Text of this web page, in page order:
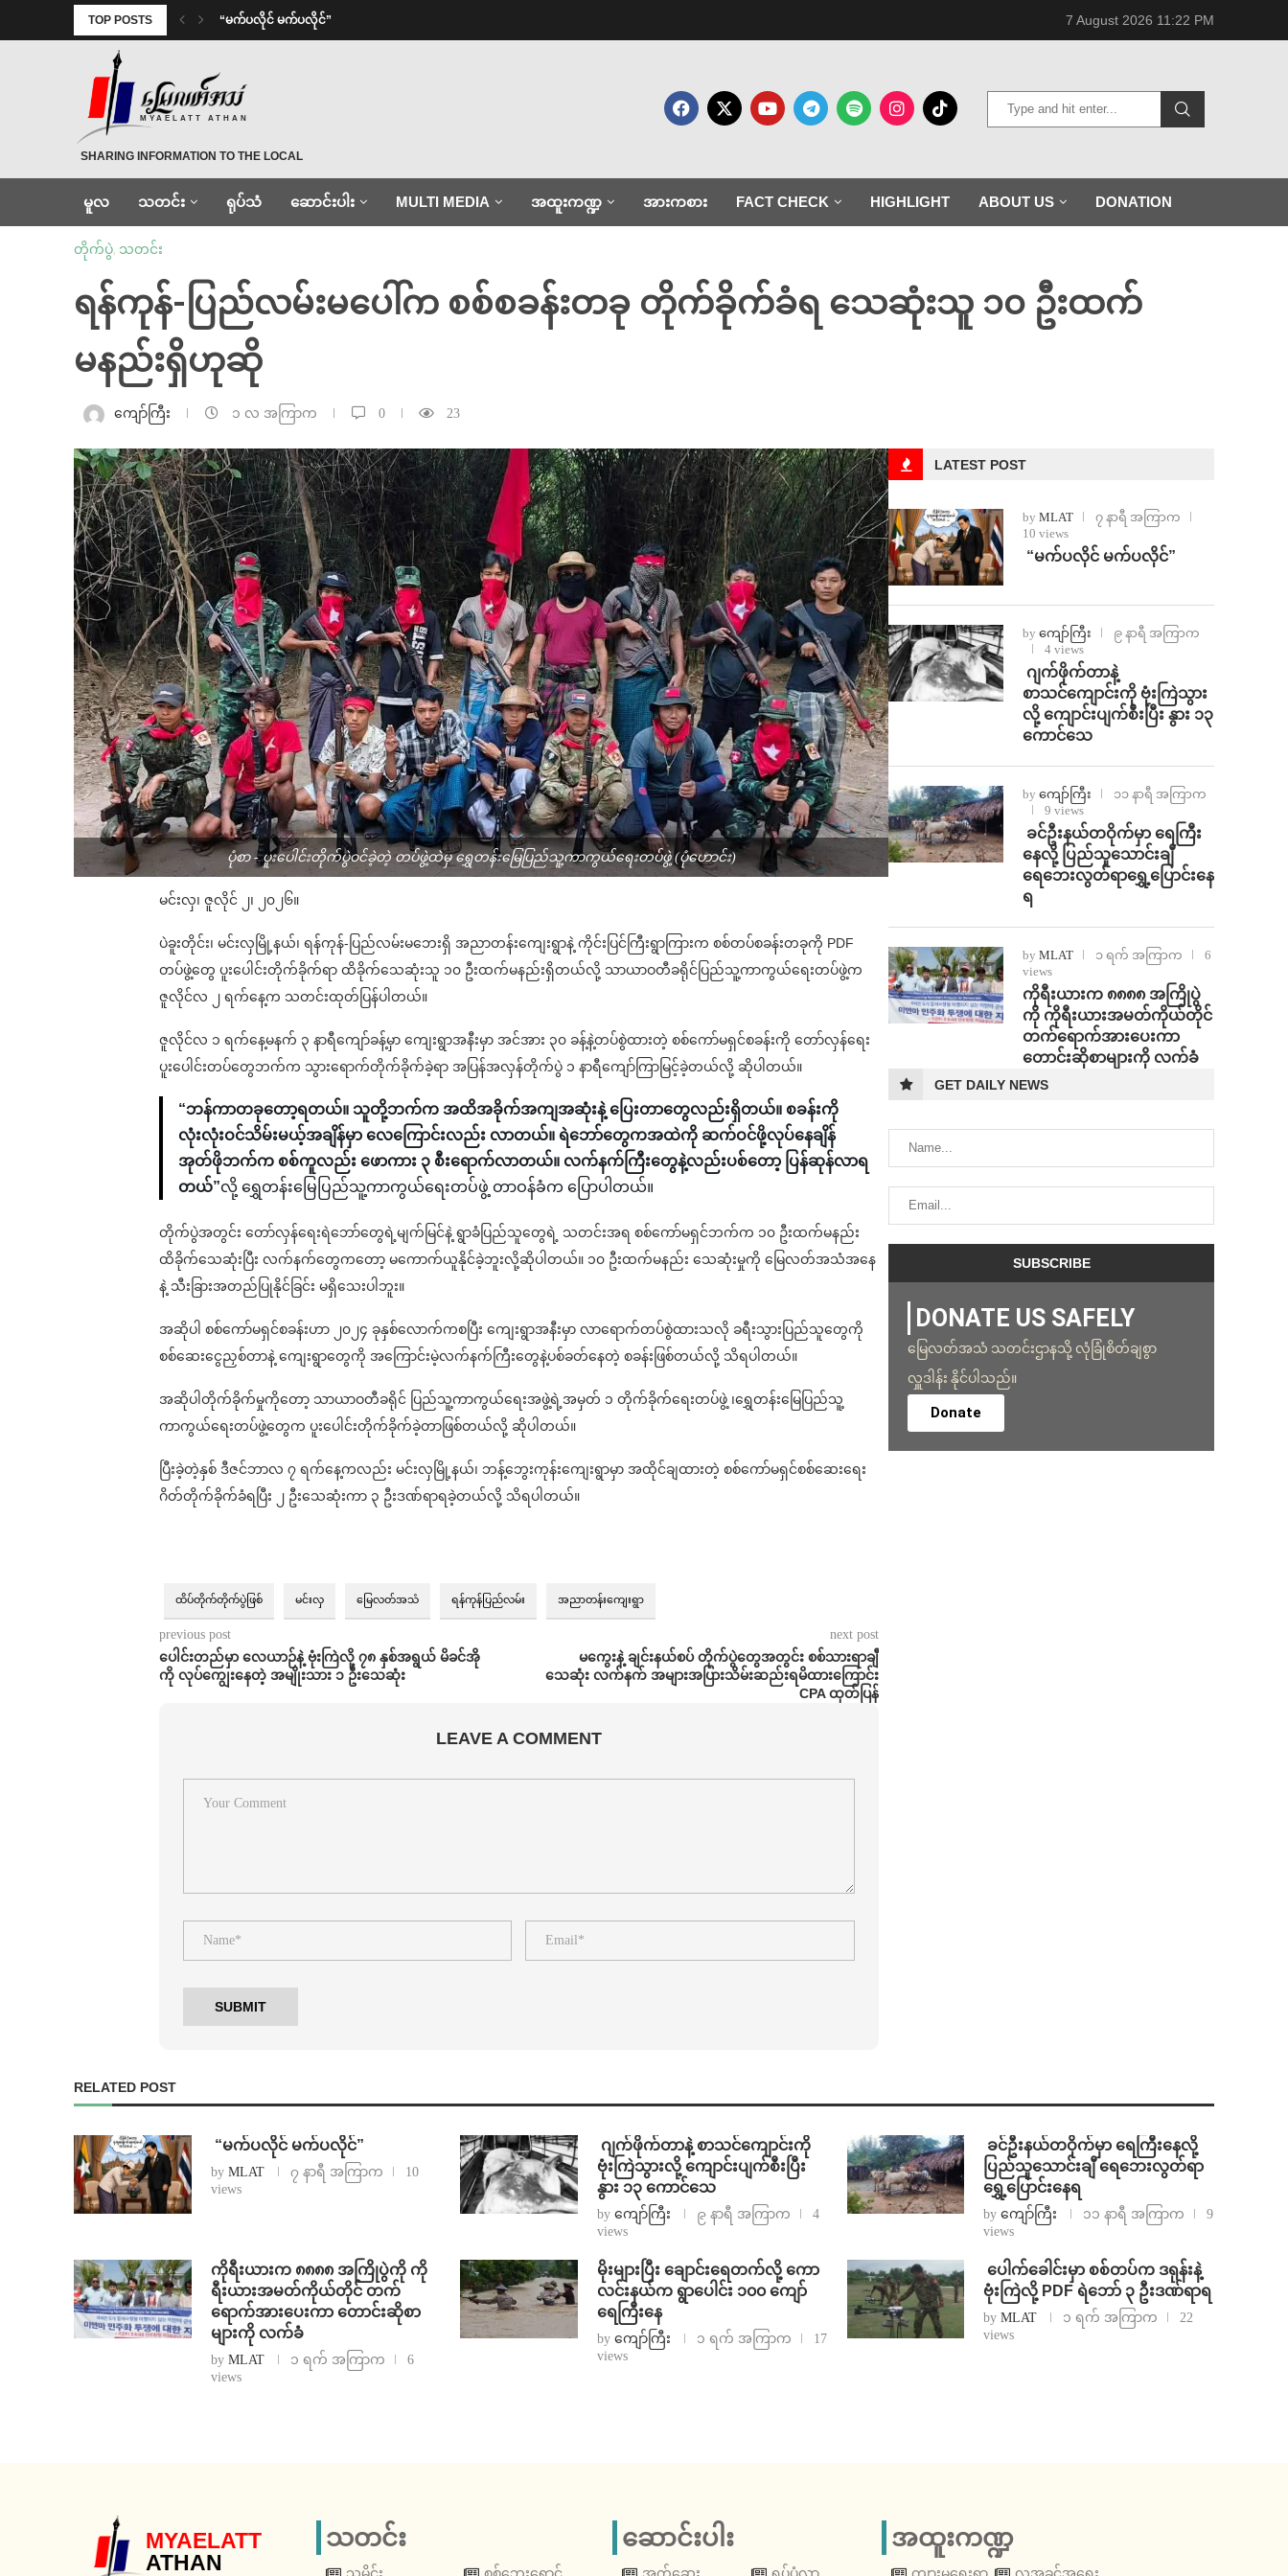
TOP POSTS ⁨ ⁨“မက်ပလိုင် မက်ပလိုင်” 7 August 2026 11:22 PM
MYAELATT ATHAN
SHARING INFORMATION TO THE LOCAL
မူလ သတင်း ရုပ်သံ ဆောင်းပါး MULTI MEDIA အထူးကဏ္ဍ အားကစား FACT CHECK HIGHLIGHT ABOUT US DONATION
တိုက်ပွဲ, သတင်း
⁨ရန်ကုန်-ပြည်လမ်းမပေါ်က စစ်စခန်းတခု တိုက်ခိုက်ခံရ သေဆုံးသူ ၁၀ ဦးထက်
မနည်းရှိဟုဆို
ကျော်ကြီး ၁ လ အကြာက 0 23
ပုံစာ - ပူးပေါင်းတိုက်ပွဲဝင်ခဲ့တဲ့ တပ်ဖွဲ့ထဲမှ ရွှေတန်းမြေပြည်သူ့ကာကွယ်ရေးတပ်ဖွဲ့ (ပုံဟောင်း)
မင်းလှ၊ ဇူလိုင် ၂၊ ၂၀၂၆။
ပဲခူးတိုင်း၊ မင်းလှမြို့နယ်၊ ရန်ကုန်-ပြည်လမ်းမဘေးရှိ အညာတန်းကျေးရွာနဲ့ ကိုင်းပြင်ကြီးရွာကြားက စစ်တပ်စခန်းတခုကို PDF
တပ်ဖွဲ့တွေ ပူးပေါင်းတိုက်ခိုက်ရာ ထိခိုက်သေဆုံးသူ ၁၀ ဦးထက်မနည်းရှိတယ်လို့ သာယာဝတီခရိုင်ပြည်သူ့ကာကွယ်ရေးတပ်ဖွဲ့က
ဇူလိုင်လ ၂ ရက်နေ့က သတင်းထုတ်ပြန်ပါတယ်။
ဇူလိုင်လ ၁ ရက်နေ့မနက် ၃ နာရီကျော်ခန့်မှာ ကျေးရွာအနီးမှာ အင်အား ၃၀ ခန့်နဲ့တပ်စွဲထားတဲ့ စစ်ကော်မရှင်စခန်းကို တော်လှန်ရေး
ပူးပေါင်းတပ်တွေဘက်က သွားရောက်တိုက်ခိုက်ခဲ့ရာ အပြန်အလှန်တိုက်ပွဲ ၁ နာရီကျော်ကြာမြင့်ခဲ့တယ်လို့ ဆိုပါတယ်။
“ဘန်ကာတခုတော့ရတယ်။ သူတို့ဘက်က အထိအခိုက်အကျအဆုံးနဲ့ ပြေးတာတွေလည်းရှိတယ်။ စခန်းကို
လုံးလုံးဝင်သိမ်းမယ့်အချိန်မှာ လေကြောင်းလည်း လာတယ်။ ရဲဘော်တွေကအထဲကို ဆက်ဝင်ဖို့လုပ်နေချိန်
အုတ်ဖိုဘက်က စစ်ကူလည်း ဖောကား ၃ စီးရောက်လာတယ်။ လက်နက်ကြီးတွေနဲ့လည်းပစ်တော့ ပြန်ဆုန်လာရ
တယ်”လို့ ရွှေတန်းမြေပြည်သူ့ကာကွယ်ရေးတပ်ဖွဲ့ တာဝန်ခံက ပြောပါတယ်။
တိုက်ပွဲအတွင်း တော်လှန်ရေးရဲဘော်တွေရဲ့မျက်မြင်နဲ့ ရွာခံပြည်သူတွေရဲ့ သတင်းအရ စစ်ကော်မရှင်ဘက်က ၁၀ ဦးထက်မနည်း
ထိခိုက်သေဆုံးပြီး လက်နက်တွေကတော့ မကောက်ယူနိုင်ခဲ့ဘူးလို့ဆိုပါတယ်။ ၁၀ ဦးထက်မနည်း သေဆုံးမှုကို မြေလတ်အသံအနေ
နဲ့ သီးခြားအတည်ပြုနိုင်ခြင်း မရှိသေးပါဘူး။
အဆိုပါ စစ်ကော်မရှင်စခန်းဟာ ၂၀၂၄ ခုနှစ်လောက်ကစပြီး ကျေးရွာအနီးမှာ လာရောက်တပ်စွဲထားသလို ခရီးသွားပြည်သူတွေကို
စစ်ဆေးငွေညှစ်တာနဲ့ ကျေးရွာတွေကို အကြောင်းမဲ့လက်နက်ကြီးတွေနဲ့ပစ်ခတ်နေတဲ့ စခန်းဖြစ်တယ်လို့ သိရပါတယ်။
အဆိုပါတိုက်ခိုက်မှုကိုတော့ သာယာဝတီခရိုင် ပြည်သူ့ကာကွယ်ရေးအဖွဲ့ရဲ့အမှတ် ၁ တိုက်ခိုက်ရေးတပ်ဖွဲ့ ၊ရွှေတန်းမြေပြည်သူ့
ကာကွယ်ရေးတပ်ဖွဲ့တွေက ပူးပေါင်းတိုက်ခိုက်ခဲ့တာဖြစ်တယ်လို့ ဆိုပါတယ်။
ပြီးခဲ့တဲ့နှစ် ဒီဇင်ဘာလ ၇ ရက်နေ့ကလည်း မင်းလှမြို့နယ်၊ ဘန့်ဘွေးကုန်းကျေးရွာမှာ အထိုင်ချထားတဲ့ စစ်ကော်မရှင်စစ်ဆေးရေး
ဂိတ်တိုက်ခိုက်ခံရပြီး ၂ ဦးသေဆုံးကာ ၃ ဦးဒဏ်ရာရခဲ့တယ်လို့ သိရပါတယ်။
ထိပ်တိုက်တိုက်ပွဲဖြစ် မင်းလှ မြေလတ်အသံ ရန်ကုန်ပြည်လမ်း အညာတန်းကျေးရွာ
previous post
ပေါင်းတည်မှာ လေယာဉ်နဲ့ ဗုံးကြဲလို့ ၇၈ နှစ်အရွယ် မိခင်အို
ကို လုပ်ကျွေးနေတဲ့ အမျိုးသား ၁ ဦးသေဆုံး
next post
⁨ ⁨မကွေးနဲ့ ချင်းနယ်စပ် တိုက်ပွဲတွေအတွင်း စစ်သားရာချီ
သေဆုံး လက်နက် အများအပြားသိမ်းဆည်းရမိထားကြောင်း
CPA ထုတ်ပြန်
LEAVE A COMMENT
LATEST POST
by MLAT
၇ နာရီ အကြာက
10 views
⁨ ⁨“မက်ပလိုင် မက်ပလိုင်”
by ကျော်ကြီး
၉ နာရီ အကြာက
4 views
⁨⁩ ⁨ဂျက်ဖိုက်တာနဲ့
စာသင်ကျောင်းကို ဗုံးကြဲသွား
လို့ ကျောင်းပျက်စီးပြီး နွား ၁၃
ကောင်သေ
by ကျော်ကြီး
၁၁ နာရီ အကြာက
9 views
⁩ ⁨ခင်ဦးနယ်တဝိုက်မှာ ရေကြီး
နေလို့ ပြည်သူသောင်းချီ
ရေဘေးလွတ်ရာရွှေ့ပြောင်းနေ
ရ
by MLAT ၁ ရက် အကြာက
6
views
ကိုရီးယားက ၈၈၈၈ အကြိုပွဲ
ကို ကိုရီးယားအမတ်ကိုယ်တိုင်
တက်ရောက်အားပေးကာ
တောင်းဆိုစာများကို လက်ခံ
GET DAILY NEWS
DONATE US SAFELY
မြေလတ်အသံ သတင်းဌာနသို့ လုံခြုံစိတ်ချစွာ
လှူဒါန်း နိုင်ပါသည်။
Donate
RELATED POST
⁨ ⁨“မက်ပလိုင် မက်ပလိုင်”
by MLAT ၇ နာရီ အကြာက
10
views
⁨⁩ ⁨ဂျက်ဖိုက်တာနဲ့ စာသင်ကျောင်းကို
ဗုံးကြဲသွားလို့ ကျောင်းပျက်စီးပြီး
နွား ၁၃ ကောင်သေ
by ကျော်ကြီး ၉ နာရီ အကြာက
4
views
⁩ ⁨ခင်ဦးနယ်တဝိုက်မှာ ရေကြီးနေလို့
ပြည်သူသောင်းချီ ရေဘေးလွတ်ရာ
ရွှေ့ပြောင်းနေရ
byကျော်ကြီး ၁၁ နာရီ အကြာက
9
views
ကိုရီးယားက ၈၈၈၈ အကြိုပွဲကို ကို
ရီးယားအမတ်ကိုယ်တိုင် တက်
ရောက်အားပေးကာ တောင်းဆိုစာ
များကို လက်ခံ
by MLAT ၁ ရက် အကြာက
6
views
⁨မိုးများပြီး ချောင်းရေတက်လို့ ကော
လင်းနယ်က ရွာပေါင်း ၁၀၀ ကျော်
ရေကြီးနေ
by ကျော်ကြီး ၁ ရက် အကြာက
17
views
⁩ ⁨ပေါက်ခေါင်းမှာ စစ်တပ်က ဒရုန်းနဲ့
ဗုံးကြဲလို့ PDF ရဲဘော် ၃ ဦးဒဏ်ရာရ
byMLAT ၁ ရက် အကြာက
22
views
MYAELATT
ATHAN
သတင်း ဆောင်းပါး အထူးကဏ္ဍ